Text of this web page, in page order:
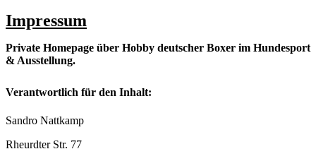
Impressum
Private Homepage über Hobby deutscher Boxer im Hundesport
& Ausstellung.
Verantwortlich für den Inhalt:
Sandro Nattkamp
Rheurdter Str. 77